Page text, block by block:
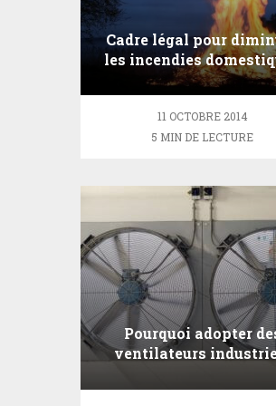
Cadre légal pour
les incendies
en France
11 OCTOBRE 2014
5 MIN DE LECTURE
Pourquoi adopter
ventilateurs